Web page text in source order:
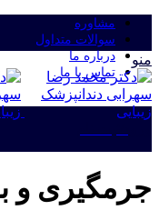
مشاوره
سوالات متداول
درباره ما
تماس با ما
منو
جرمگیری و